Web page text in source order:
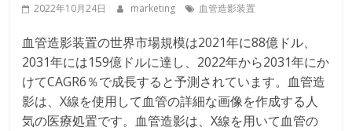
2022年10月24日 marketing 血管造影装置
血管造影装置の世界市場規模は2021年に88億ドル、
2031年には159億ドルに達し、2022年から2031年にか
けてCAGR6％で成長すると予測されています。血管造
影は、X線を使用して血管の詳細な画像を作成する人
気の医療処置です。血管造影は、X線を用いて血管の